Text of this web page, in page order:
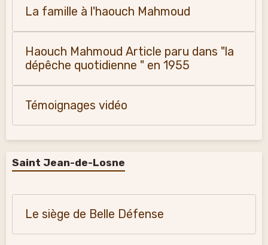
La famille à l'haouch Mahmoud
Haouch Mahmoud Article paru dans "la
dépêche quotidienne " en 1955
Témoignages vidéo
Saint Jean-de-Losne
Le siège de Belle Défense